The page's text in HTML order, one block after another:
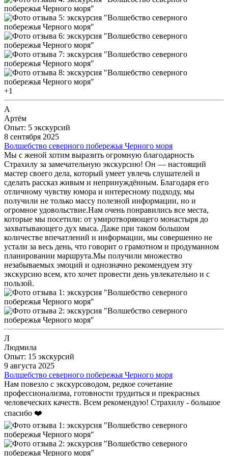
+1
А
Артём
Опыт: 5 экскурсий
8 сентября 2025
Волшебство северного побережья Черного моря
Мы с женой хотим выразить огромную благодарность
Страхилу за замечательную экскурсию! Он — настоящий
мастер своего дела, который умеет увлечь слушателей и
сделать рассказ живым и непринуждённым. Благодаря его
отличному чувству юмора и интересному подходу, мы
получили не только массу полезной информации, но и
огромное удовольствие. ​Нам очень понравились все места,
которые мы посетили: от умиротворяющего монастыря до
захватывающего дух мыса. Даже при таком большом
количестве впечатлений и информации, мы совершенно не
устали за весь день, что говорит о грамотном и продуманном
планировании маршрута. ​Мы получили множество
незабываемых эмоций и однозначно рекомендуем эту
экскурсию всем, кто хочет провести день увлекательно и с
пользой.
Л
Людмила
Опыт: 15 экскурсий
9 августа 2025
Волшебство северного побережья Черного моря
Нам повезло с экскурсоводом, редкое сочетание
профессионализма, готовности трудиться и прекрасных
человеческих качеств. Всем рекомендую! Страхилу - большое
спасибо ❤️